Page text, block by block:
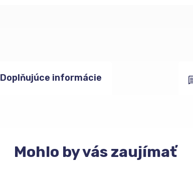
Doplňujúce informácie
Mohlo by vás zaujímať